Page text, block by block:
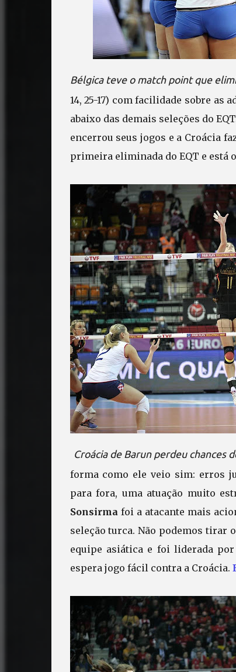
Bélgica teve o match point que
14, 25-17) com facilidade sobre as
abaixo das demais seleções do
encerrou seus jogos e a Croácia
primeira eliminada do EQT e está
Croácia de Barun perdeu chances
forma como ele veio sim: erros
para fora, uma atuação muito
Sonsirmafoi a atacante mais
seleção turca. Não podemos tirar
equipe asiática e foi liderada por
espera jogo fácil contra a Croácia.